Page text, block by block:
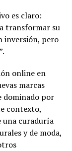
es claro:
transformar su
inversión, pero
online en
marcas
dominado por
contexto,
una curaduría
y de moda,